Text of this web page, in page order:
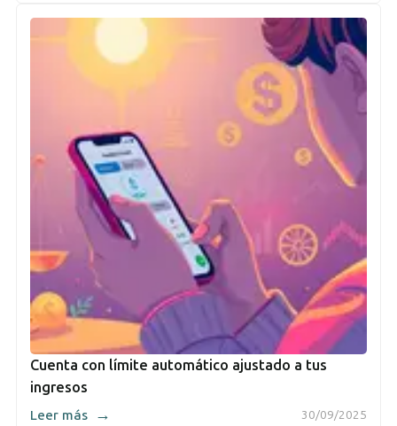
Cuenta con límite automático ajustado a tus
ingresos
30/09/2025
Leer más →